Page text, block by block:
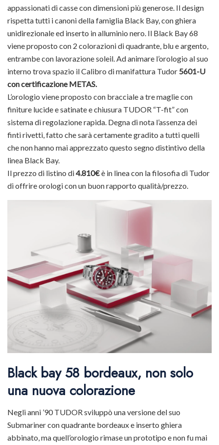
appassionati di casse con dimensioni più generose. Il design
rispetta tutti i canoni della famiglia Black Bay, con ghiera
unidirezionale ed inserto in alluminio nero. Il Black Bay 68
viene proposto con 2 colorazioni di quadrante, blu e argento,
entrambe con lavorazione soleil. Ad animare l’orologio al suo
interno trova spazio il Calibro di manifattura Tudor 5601-U
con certificazione METAS.
L’orologio viene proposto con bracciale a tre maglie con
finiture lucide e satinate e chiusura TUDOR “T-fit” con
sistema di regolazione rapida. Degna di nota l’assenza dei
finti rivetti, fatto che sarà certamente gradito a tutti quelli
che non hanno mai apprezzato questo segno distintivo della
linea Black Bay.
Il prezzo di listino di4.810€è in linea con la filosofia di Tudor
di offrire orologi con un buon rapporto qualità/prezzo.
Black bay 58 bordeaux, non solo
una nuova colorazione
Negli anni ’90 TUDOR sviluppò una versione del suo
Submariner con quadrante bordeaux e inserto ghiera
abbinato, ma quell’orologio rimase un prototipo e non fu mai